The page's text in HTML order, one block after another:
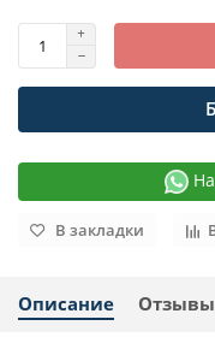
В закладки
Описание Отзывы